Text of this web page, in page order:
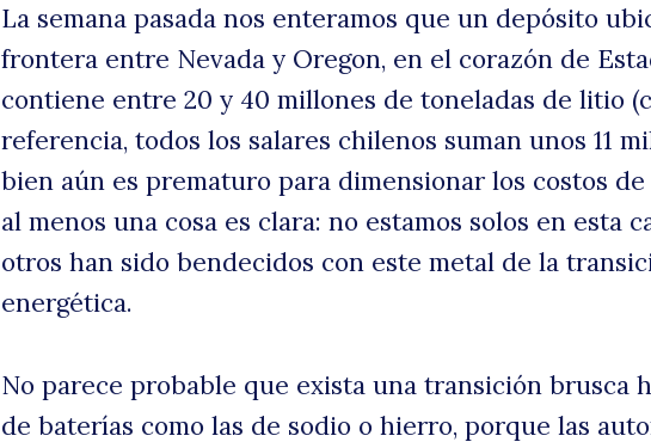
La semana pasada nos enteramos que un depósito
frontera entre Nevada y Oregon, en el corazón de
contiene entre 20 y 40 millones de toneladas de litio
referencia, todos los salares chilenos suman unos 11
bien aún es prematuro para dimensionar los costos
al menos una cosa es clara: no estamos solos en esta
otros han sido bendecidos con este metal de la
energética.
No parece probable que exista una transición brusca
de baterías como las de sodio o hierro, porque las